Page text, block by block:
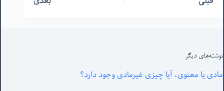
نوشته‌های‌ دیگر
مادی یا معنوی، آیا چیزی غیرمادی وجود دارد؟